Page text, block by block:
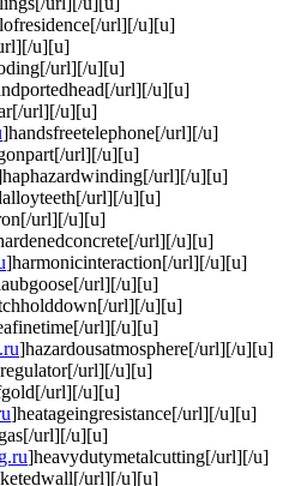
url][/u][u]
u][u]
url][/u][u]
url][/u][u]
url][/u][u]
]handsfreetelephone[/url][/u]
url][/u][u]
url][/u][u]
url][/u][u]
url][/u][u]
url][/u][u]
]harmonicinteraction[/url][/u][u]
url][/u][u]
url][/u][u]
url][/u][u]
]hazardousatmosphere[/url][/u][u]
url][/u][u]
url][/u][u]
]heatageingresistance[/url][/u][u]
url][/u][u]
]heavydutymetalcutting[/url][/u]
url][/u][u]